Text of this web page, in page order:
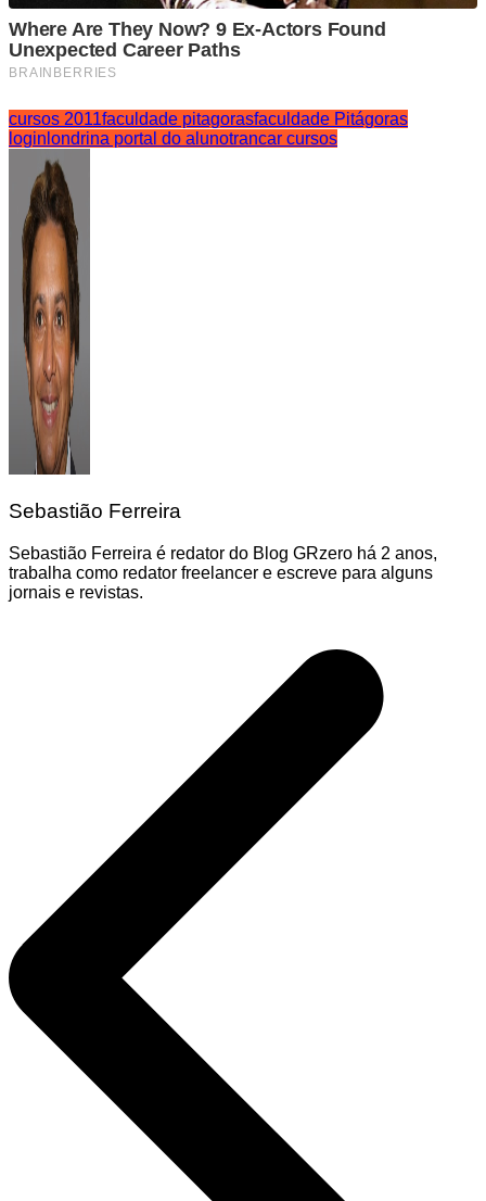
cursos 2011faculdade pitagorasfaculdade Pitágoras
login londrina portal do alunotrancar cursos
Sebastião Ferreira
Sebastião Ferreira é redator do Blog GRzero há 2 anos,
trabalha como redator freelancer e escreve para alguns
jornais e revistas.